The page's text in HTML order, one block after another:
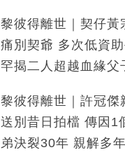
黎彼得離世｜契仔黃
痛別契爺 多次低資
罕揭二人超越血緣父
黎彼得離世｜許冠傑
送別昔日拍檔 傳因1
弟決裂30年 親解多